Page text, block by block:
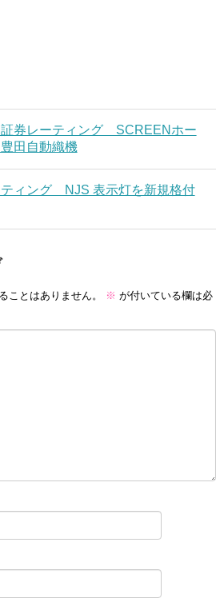
証券レーティング SCREENホー
田自動織機
ティング NJS 表示灯を新規格付
ことはありません。 ※ が付いている欄は必